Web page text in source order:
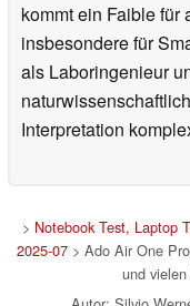
kommt ein Faible für
insbesondere für
als Laboringenieur
Interpretation
> Notebook Test, Laptop
2025-07> Ado Air One
und